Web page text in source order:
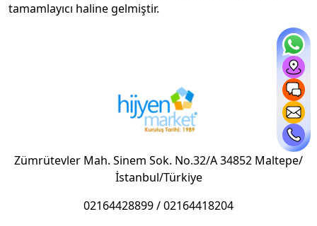
tamamlayıcı haline gelmiştir.
Paslanmaz çelik kağıt mendil kutusu, kağıt mendilleri
düzenli bir şekilde saklamak ve kolayca erişilebilir
kılmak için tasarlanmış, paslanmaz çelikten üretilmiş bir
üründür. Farklı boyutlarda, şekillerde ve tasarımlarda
bulunabilen bu kutular, hem işlevsel hem de dekoratif
amaçlarla kullanılabilir.
Zümrütevler Mah. Sinem Sok. No.32/A 34852 Maltepe/
İstanbul/Türkiye
02164428899/02164418204